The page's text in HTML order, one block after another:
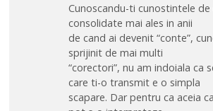
Cunoscandu-ti cunostintele
consolidate mai ales in anii
de cand ai devenit “conte”,
sprijinit de mai multi
“corectori”, nu am indoiala ca
care ti-o transmit e o simpla
scapare. Dar pentru ca aceia